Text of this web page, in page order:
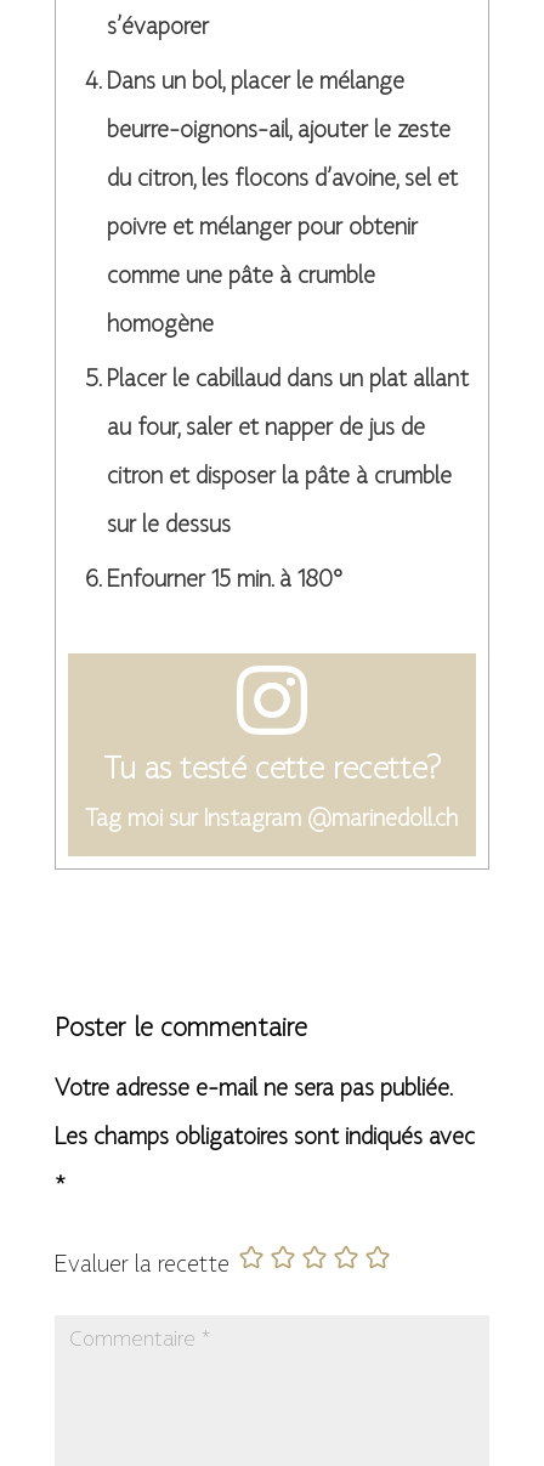
s’évaporer
Dans un bol, placer le mélange
beurre-oignons-ail, ajouter le zeste
du citron, les flocons d’avoine, sel et
poivre et mélanger pour obtenir
comme une pâte à crumble
homogène
Placer le cabillaud dans un plat allant
au four, saler et napper de jus de
citron et disposer la pâte à crumble
sur le dessus
Enfourner 15 min. à 180°
Tu as testé cette recette?
Tag moi sur Instagram @marinedoll.ch
Poster le commentaire
Votre adresse e-mail ne sera pas publiée.
Les champs obligatoires sont indiqués avec
*
Evaluer la recette